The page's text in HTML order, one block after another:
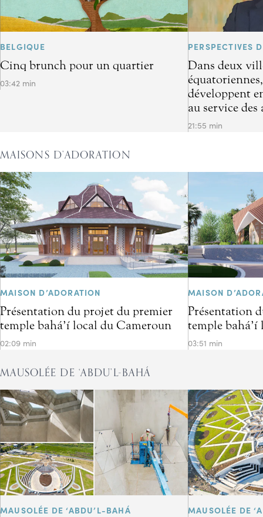
BELGIQUE
Cinq brunch pour un quartier
03:42 min
PERSPECTIVES
Dans deux
développent
au service des
21:55 min
MAISONS D’ADORATION
MAISON D’ADORATION
Présentation du projet du premier
temple bahá’í local du Cameroun
02:09 min
MAISON
Présentation
temple
03:51 min
MAUSOLÉE DE ‘ABDU’L-BAHÁ
MAUSOLÉE DE ‘ABDU’L-BAHÁ MAUSOLÉE DE